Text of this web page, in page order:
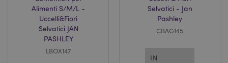
Alimenti S/M/L -
Uccelli&Fiori
Selvatici JAN
PASHLEY
LBOX147
Selvatici - Jan
Pashley
CBAG145
IN
CookieScriptConsent
CookieScript
www.puckator.it